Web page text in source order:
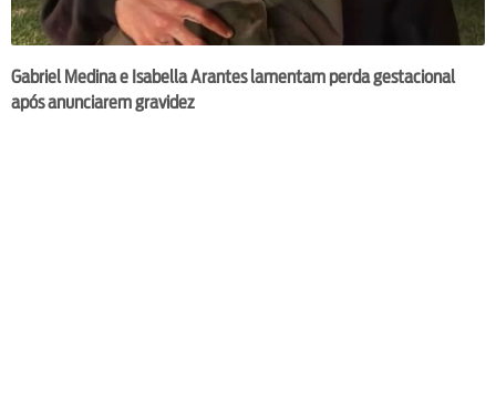
Gabriel Medina e Isabella Arantes lamentam perda gestacional
após anunciarem gravidez